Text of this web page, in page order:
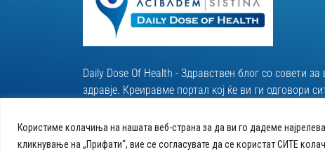
Користиме колачиња на нашата веб-страна за да ви го дадеме
кликнување на „Прифати“, вие се согласувате да се користат СИТЕ
Daily Dose Of Health - Здравствен блог со совети за
здравје. Креиравме портал кој ќе ви ги одговори